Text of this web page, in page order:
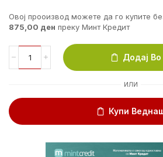
Овој прооизвод можете да го купите
875,00 ден преку Минт Кредит
Додај
ИЛИ
Купи